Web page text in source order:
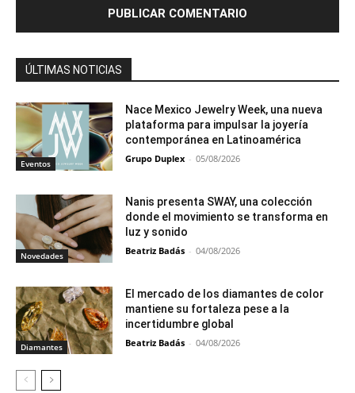
ÚLTIMAS NOTICIAS
Eventos
Nace Mexico Jewelry Week, una nueva
plataforma para impulsar la joyería
contemporánea en Latinoamérica
Grupo Duplex - 05/08/2026
Novedades
Nanis presenta SWAY, una colección
donde el movimiento se transforma en
luz y sonido
Beatriz Badás - 04/08/2026
Diamantes
El mercado de los diamantes de color
mantiene su fortaleza pese a la
incertidumbre global
Beatriz Badás - 04/08/2026